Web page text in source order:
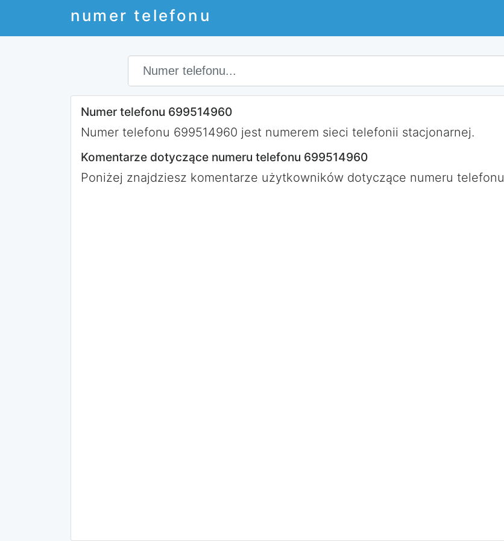
numer telefonu
Numer telefonu 699514960
Numer telefonu 699514960 jest numerem sieci telefonii stacjonarnej.
Komentarze dotyczące numeru telefonu 699514960
Poniżej znajdziesz komentarze użytkowników dotyczące numeru telefonu